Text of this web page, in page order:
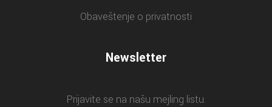
Obaveštenje o privatnosti
Newsletter
Prijavite se na našu mejling listu.